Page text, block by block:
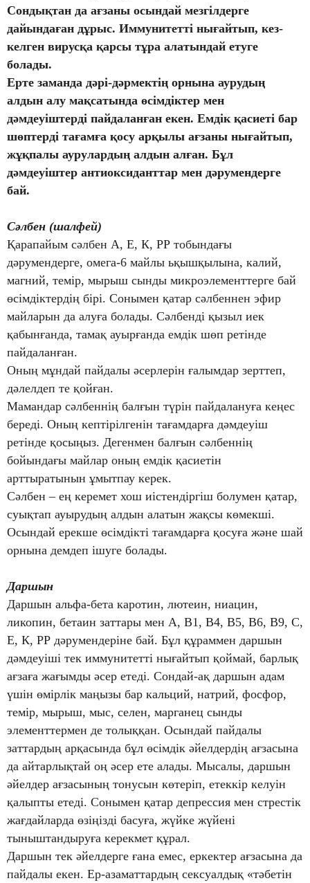
Сондықтан да ағзаны осындай мезгілдерге
дайындаған дұрыс. Иммунитетті нығайтып, кез-
келген вирусқа қарсы тұра алатындай етуге
болады.
Ерте заманда дәрі-дәрмектің орнына аурудың
алдын алу мақсатында өсімдіктер мен
дәмдеуіштерді пайдаланған екен. Емдік қасиеті бар
шөптерді тағамға қосу арқылы ағзаны нығайтып,
жұқпалы аурулардың алдын алған. Бұл
дәмдеуіштер антиоксиданттар мен дәрумендерге
бай.
Сәлбен (шалфей)
Қарапайым сәлбен А, Е, К, РР тобындағы
дәрумендерге, омега-6 майлы ьқышқылына, калий,
магний, темір, мырыш сынды микроэлементтерге бай
өсімдіктердің бірі. Сонымен қатар сәлбеннен эфир
майларын да алуға болады. Сәлбенді қызыл иек
қабынғанда, тамақ ауырғанда емдік шөп ретінде
пайдаланған.
Оның мұндай пайдалы әсерлерін ғалымдар зерттеп,
дәлелдеп те қойған.
Мамандар сәлбеннің балғын түрін пайдалануға кеңес
береді. Оның кептірілгенін тағамдарға дәмдеуіш
ретінде қосыңыз. Дегенмен балғын сәлбеннің
бойындағы майлар оның емдік қасиетін
арттыратынын ұмытпау керек.
Сәлбен – ең керемет хош иістендіргіш болумен қатар,
суықтап ауырудың алдын алатын жақсы көмекші.
Осындай ерекше өсімдікті тағамдарға қосуға және шай
орнына демдеп ішуге болады.
Даршын
Даршын альфа-бета каротин, лютеин, ниацин,
ликопин, бетаин заттары мен А, В1, В4, В5, В6, В9, С,
Е, К, РР дәрумендеріне бай. Бұл құраммен даршын
дәмдеуіші тек иммунитетті нығайтып қоймай, барлық
ағзаға жағымды әсер етеді. Сондай-ақ даршын адам
үшін өмірлік маңызы бар кальций, натрий, фосфор,
темір, мырыш, мыс, селен, марганец сынды
элементтермен де толыққан. Осындай пайдалы
заттардың арқасында бұл өсімдік әйелдердің ағзасына
да айтарлықтай оң әсер ете алады. Мысалы, даршын
әйелдер ағзасының тонусын көтеріп, етеккір келуін
қалыпты етеді. Сонымен қатар депрессия мен стрестік
жағдайларда өзіңізді басуға, жүйке жүйені
тыныштандыруға керекмет құрал.
Даршын тек әйелдерге ғана емес, еркектер ағзасына да
пайдалы екен. Ер-азаматтардың сексуалдық «тәбетін